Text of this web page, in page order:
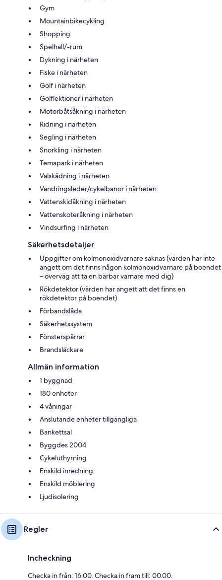
Gym
Mountainbikecykling
Shopping
Spelhall/-rum
Dykning i närheten
Fiske i närheten
Golf i närheten
Golflektioner i närheten
Motorbåtsåkning i närheten
Ridning i närheten
Segling i närheten
Snorkling i närheten
Temapark i närheten
Valskådning i närheten
Vandringsleder/cykelbanor i närheten
Vattenskidåkning i närheten
Vattenskoteråkning i närheten
Vindsurfing i närheten
Säkerhetsdetaljer
Uppgifter om kolmonoxidvarnare saknas (värden har inte
angett om det finns någon kolmonoxidvarnare på boendet
– överväg att ta en bärbar varnare med dig)
Rökdetektor (värden har angett att det finns en
rökdetektor på boendet)
Förbandslåda
Säkerhetssystem
Fönsterspärrar
Brandsläckare
Allmän information
1 byggnad
180 enheter
4 våningar
Anslutande enheter tillgängliga
Bankettsal
Byggdes 2004
Cykeluthyrning
Enskild inredning
Enskild möblering
Ljudisolering
Regler
Incheckning
Checka in från: 16.00. Checka in fram till: 00.00.